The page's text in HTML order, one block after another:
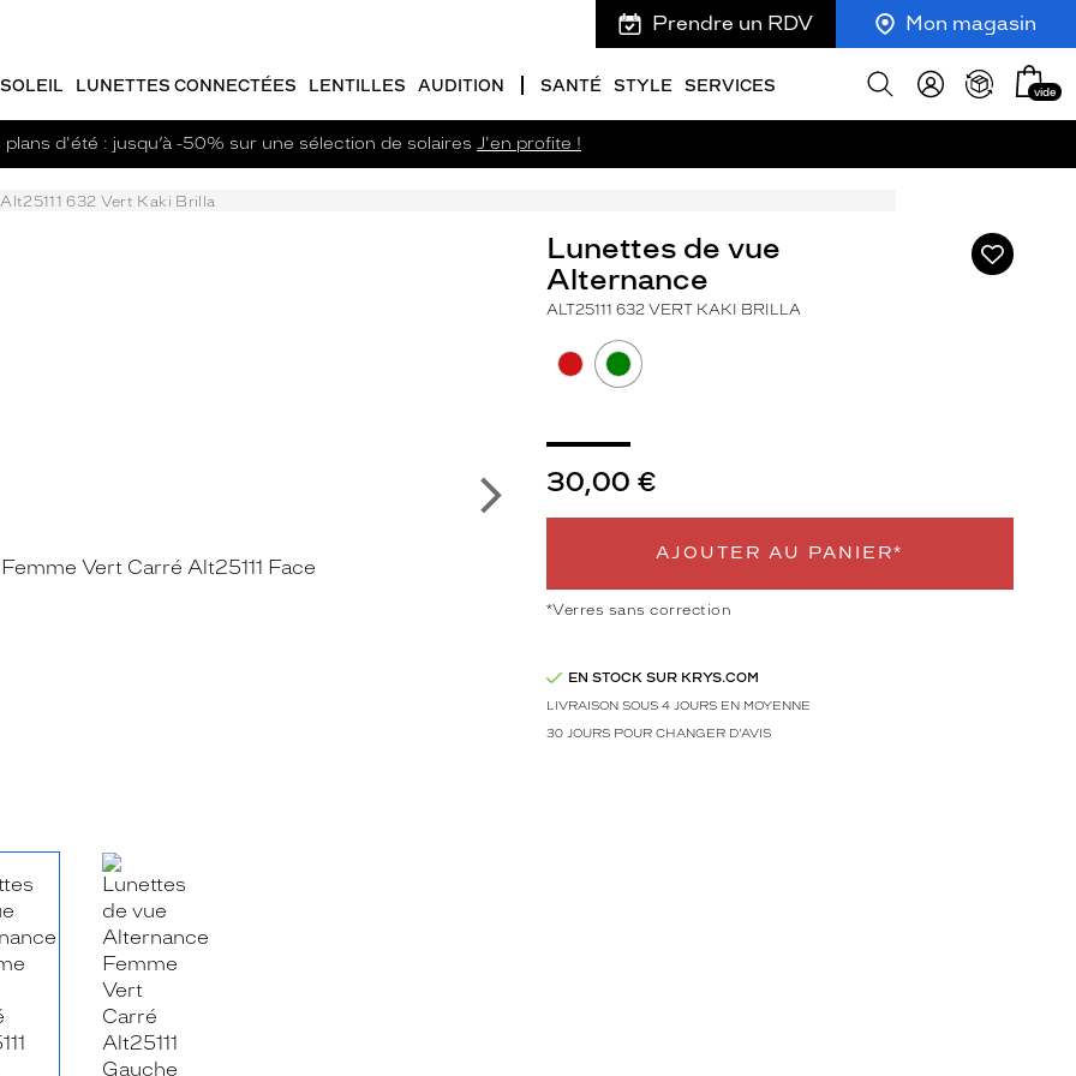
Prendre un RDV Mon magasin
LUNETTES CONNECTÉES LENTILLES AUDITION SANTÉ STYLE SERVICES
Afficher
Mon
panier
vide
plans d'été : jusqu’à -50% sur une sélection de solaires J'en profite !
Alt25111 632 Vert Kaki Brilla
Ajouter
à
Suivant
Lunettes de vue
Alternance
ALT25111 632 VERT KAKI BRILLA
30,00 €
AJOUTER AU PANIER*
*Verres sans correction
EN STOCK SUR KRYS.COM
LIVRAISON SOUS 4 JOURS EN MOYENNE
30 JOURS POUR CHANGER D'AVIS